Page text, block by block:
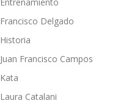
Francisco Delgado
Historia
Juan Francisco Campos
Kata
Laura Catalani